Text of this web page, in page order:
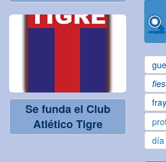
Se funda el Club
Atlético Tigre
día